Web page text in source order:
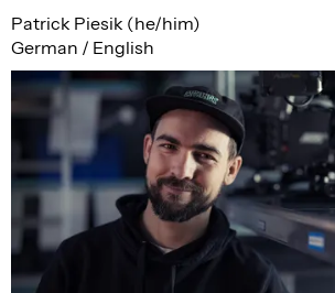
Patrick Piesik (he/him)
German / English